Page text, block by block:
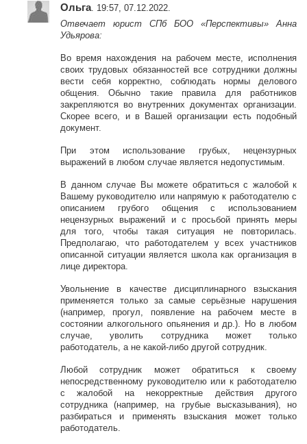
Ольга. 19:57, 07.12.2022.
Отвечает юрист СПб БОО «Перспективы» Анна
Удьярова:
Во время нахождения на рабочем месте, исполнения
своих трудовых обязанностей все сотрудники должны
вести себя корректно, соблюдать нормы делового
общения. Обычно такие правила для работников
закрепляются во внутренних документах организации.
Скорее всего, и в Вашей организации есть подобный
документ.
При этом использование грубых, нецензурных
выражений в любом случае является недопустимым.
В данном случае Вы можете обратиться с жалобой к
Вашему руководителю или напрямую к работодателю с
описанием грубого общения с использованием
нецензурных выражений и с просьбой принять меры
для того, чтобы такая ситуация не повторилась.
Предполагаю, что работодателем у всех участников
описанной ситуации является школа как организация в
лице директора.
Увольнение в качестве дисциплинарного взыскания
применяется только за самые серьёзные нарушения
(например, прогул, появление на рабочем месте в
состоянии алкогольного опьянения и др.). Но в любом
случае, уволить сотрудника может только
работодатель, а не какой-либо другой сотрудник.
Любой сотрудник может обратиться к своему
непосредственному руководителю или к работодателю
с жалобой на некорректные действия другого
сотрудника (например, на грубые высказывания), но
разбираться и применять взыскания может только
работодатель.